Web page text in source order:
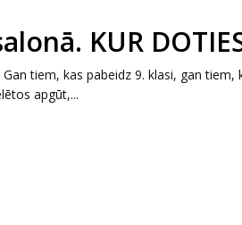
KUR
tiem, kas pabeidz 9. klasi, gan
apgūt,...